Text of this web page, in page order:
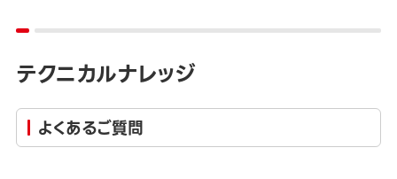
テクニカルナレッジ
よくあるご質問